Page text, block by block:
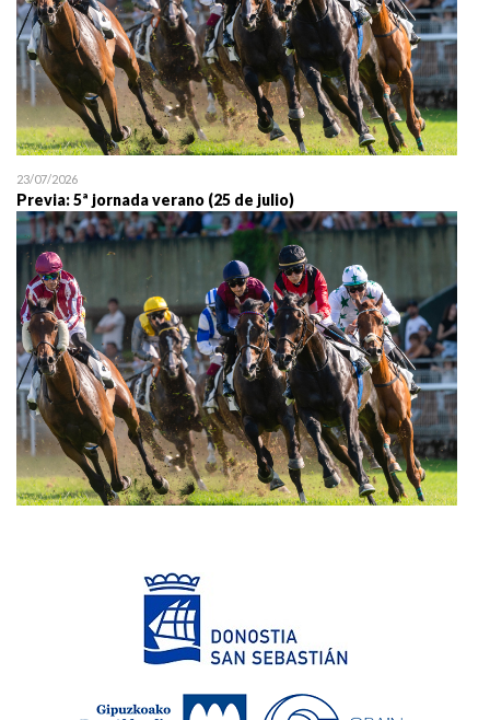
23/07/2026
Previa: 5ª jornada verano (25 de julio)